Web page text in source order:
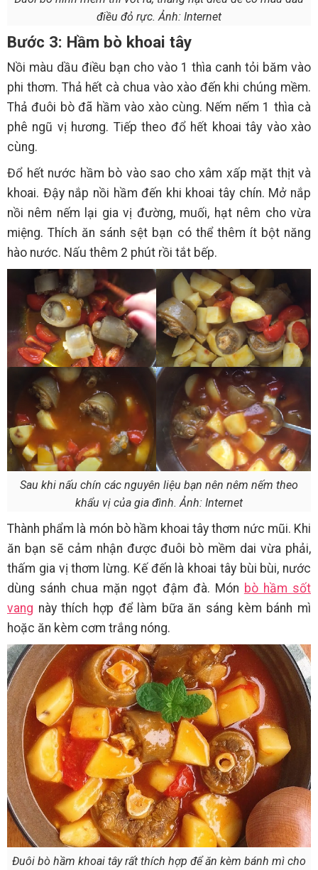
điều đỏ rực. Ảnh: Internet
Bước 3: Hầm bò khoai tây
Nồi màu dầu điều bạn cho vào 1 thìa canh tỏi băm vào
phi thơm. Thả hết cà chua vào xào đến khi chúng mềm.
Thả đuôi bò đã hầm vào xào cùng. Nếm nếm 1 thìa cà
phê ngũ vị hương. Tiếp theo đổ hết khoai tây vào xào
cùng.
Đổ hết nước hầm bò vào sao cho xâm xấp mặt thịt và
khoai. Đậy nắp nồi hầm đến khi khoai tây chín. Mở nắp
nồi nêm nếm lại gia vị đường, muối, hạt nêm cho vừa
miệng. Thích ăn sánh sệt bạn có thể thêm ít bột năng
hào nước. Nấu thêm 2 phút rồi tắt bếp.
Sau khi nấu chín các nguyên liệu bạn nên nêm nếm theo
khẩu vị của gia đình. Ảnh: Internet
Thành phẩm là món bò hầm khoai tây thơm nức mũi. Khi
ăn bạn sẽ cảm nhận được đuôi bò mềm dai vừa phải,
thấm gia vị thơm lừng. Kế đến là khoai tây bùi bùi, nước
dùng sánh chua mặn ngọt đậm đà. Món bò hầm sốt
vang này thích hợp để làm bữa ăn sáng kèm bánh mì
hoặc ăn kèm cơm trắng nóng.
Đuôi bò hầm khoai tây rất thích hợp để ăn kèm bánh mì cho